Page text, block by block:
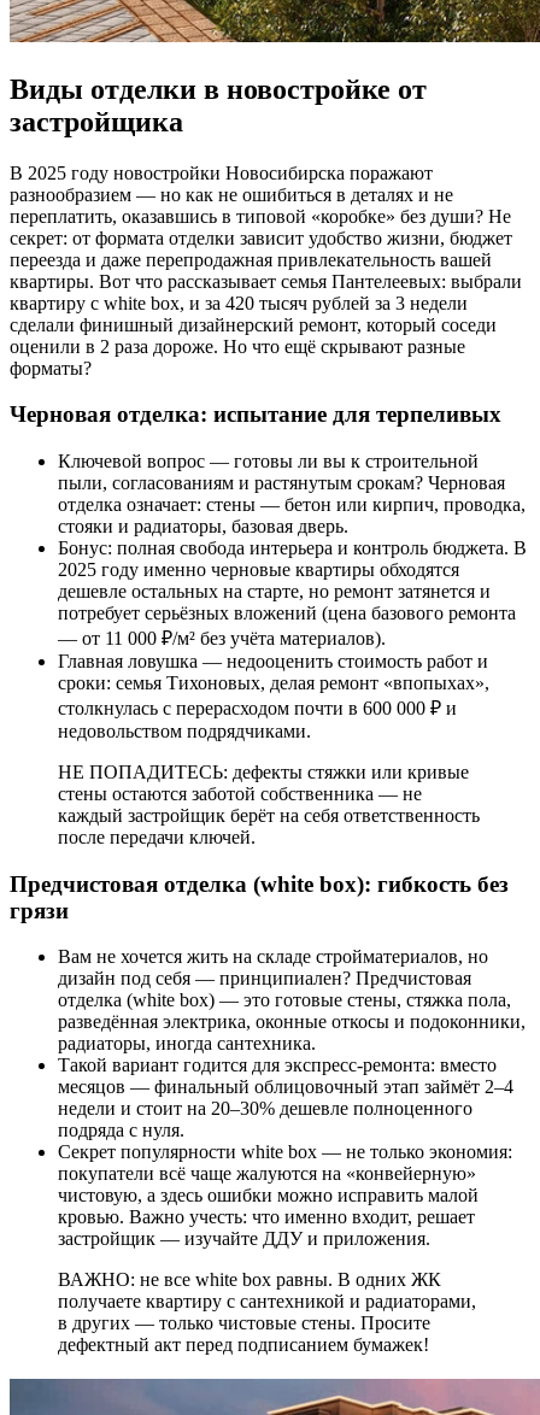
Виды отделки в новостройке от
застройщика
В 2025 году новостройки Новосибирска поражают
разнообразием — но как не ошибиться в деталях и не
переплатить, оказавшись в типовой «коробке» без души? Не
секрет: от формата отделки зависит удобство жизни, бюджет
переезда и даже перепродажная привлекательность вашей
квартиры. Вот что рассказывает семья Пантелеевых: выбрали
квартиру с white box, и за 420 тысяч рублей за 3 недели
сделали финишный дизайнерский ремонт, который соседи
оценили в 2 раза дороже. Но что ещё скрывают разные
форматы?
Черновая отделка: испытание для терпеливых
Ключевой вопрос — готовы ли вы к строительной
пыли, согласованиям и растянутым срокам? Черновая
отделка означает: стены — бетон или кирпич, проводка,
стояки и радиаторы, базовая дверь.
Бонус: полная свобода интерьера и контроль бюджета. В
2025 году именно черновые квартиры обходятся
дешевле остальных на старте, но ремонт затянется и
потребует серьёзных вложений (цена базового ремонта
— от 11 000 ₽/м² без учёта материалов).
Главная ловушка — недооценить стоимость работ и
сроки: семья Тихоновых, делая ремонт «впопыхах»,
столкнулась с перерасходом почти в 600 000 ₽ и
недовольством подрядчиками.
НЕ ПОПАДИТЕСЬ: дефекты стяжки или кривые
стены остаются заботой собственника — не
каждый застройщик берёт на себя ответственность
после передачи ключей.
Предчистовая отделка (white box): гибкость без
грязи
Вам не хочется жить на складе стройматериалов, но
дизайн под себя — принципиален? Предчистовая
отделка (white box) — это готовые стены, стяжка пола,
разведённая электрика, оконные откосы и подоконники,
радиаторы, иногда сантехника.
Такой вариант годится для экспресс-ремонта: вместо
месяцов — финальный облицовочный этап займёт 2–4
недели и стоит на 20–30% дешевле полноценного
подряда с нуля.
Секрет популярности white box — не только экономия:
покупатели всё чаще жалуются на «конвейерную»
чистовую, а здесь ошибки можно исправить малой
кровью. Важно учесть: что именно входит, решает
застройщик — изучайте ДДУ и приложения.
ВАЖНО: не все white box равны. В одних ЖК
получаете квартиру с сантехникой и радиаторами,
в других — только чистовые стены. Просите
дефектный акт перед подписанием бумажек!